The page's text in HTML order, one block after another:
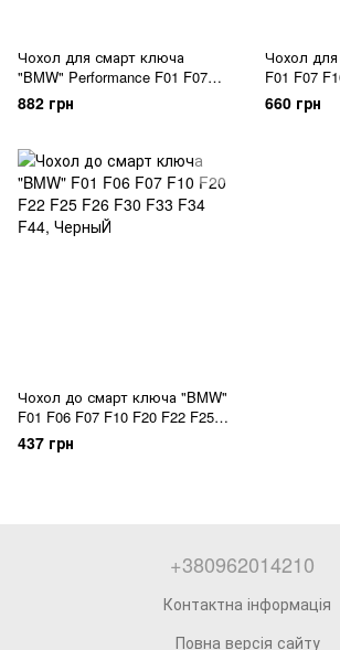
Чохол для смарт ключа
"BMW" Performance F01 F07
F10 F20 F25 F30 F32 F34 F36
882 грн
Чохол
F01 F07
F34 F36
660 грн
Чохол до смарт ключа "BMW"
F01 F06 F07 F10 F20 F22 F25
F26 F30 F33 F34 F44
437 грн
+380962014210
Контактна інформація
Повна версія сайту